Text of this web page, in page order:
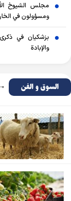
ومسؤولون في
بزشكيان في ذكرى
والإبادة
السوق و الفن